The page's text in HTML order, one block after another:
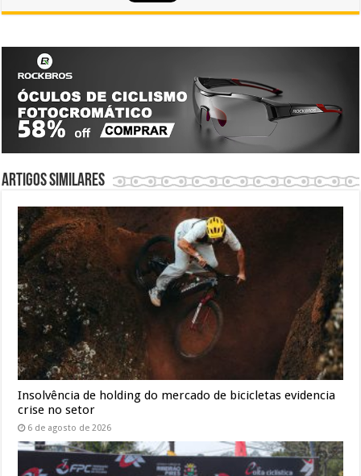
Artigos similares
Insolvência de holding do mercado de bicicletas evidencia
crise no setor
6 de agosto de 2026